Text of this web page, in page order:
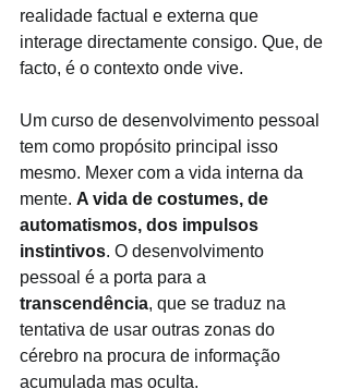
realidade factual e externa que
interage directamente consigo. Que, de
facto, é o contexto onde vive.
Um curso de desenvolvimento pessoal
tem como propósito principal isso
mesmo. Mexer com a vida interna da
mente. A vida de costumes, de
automatismos, dos impulsos
instintivos. O desenvolvimento
pessoal é a porta para a
transcendência, que se traduz na
tentativa de usar outras zonas do
cérebro na procura de informação
acumulada mas oculta.